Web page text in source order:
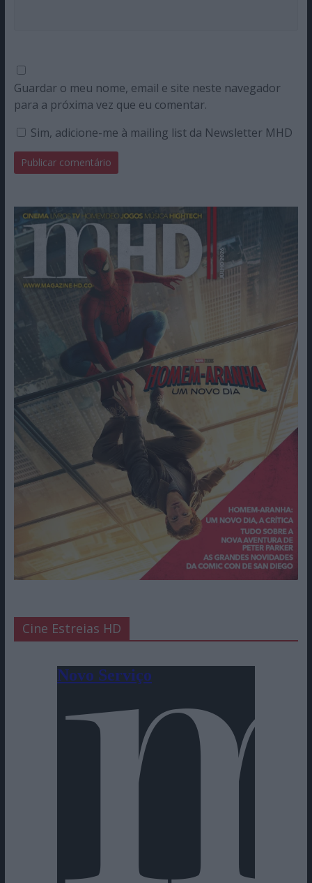
Guardar o meu nome, email e site neste navegador
para a próxima vez que eu comentar.
Sim, adicione-me à mailing list da Newsletter MHD
Cine Estreias HD